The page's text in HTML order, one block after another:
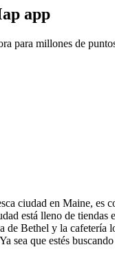
app
para millones de
ciudad en Maine, es
está lleno de
de Bethel y la cafetería
sea que estés